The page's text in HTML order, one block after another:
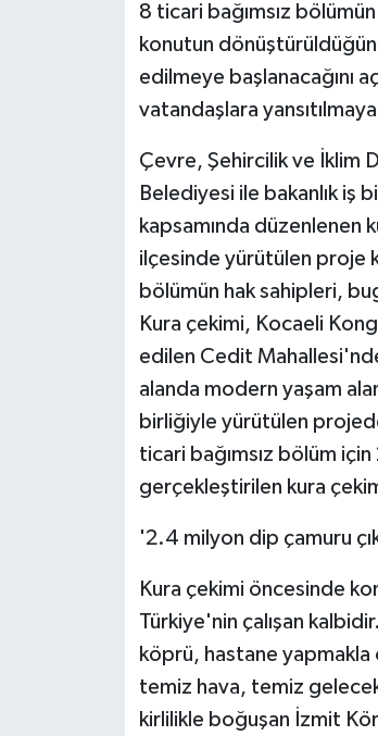
8 ticari bağımsız
konutun
edilmeye başlanacağını
vatandaşlara
Çevre, Şehircilik ve İklim
Belediyesi ile bakanlık iş
kapsamında düzenlenen
ilçesinde yürütülen proje
bölümün hak sahipleri,
Kura çekimi, Kocaeli
edilen Cedit
alanda modern yaşam
birliğiyle yürütülen
ticari bağımsız bölüm
gerçekleştirilen kura
'2.4 milyon dip çamuru
Kura çekimi öncesinde
Türkiye'nin çalışan
köprü, hastane yapmakla
temiz hava, temiz
kirlilikle boğuşan İzmit